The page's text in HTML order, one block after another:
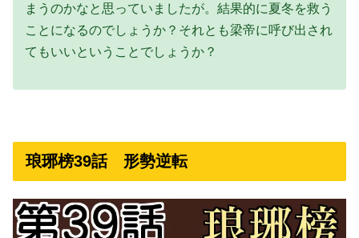
まうのかなと思っていましたが。結果的に夏冬を救う
ことになるのでしょうか？それとも梁帝に呼び出され
てもいいということでしょうか？
琅琊榜39話 形勢逆転